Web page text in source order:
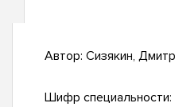
Автор: Сизякин,
Шифр специальности: